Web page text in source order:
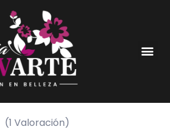
(1 Valoración)